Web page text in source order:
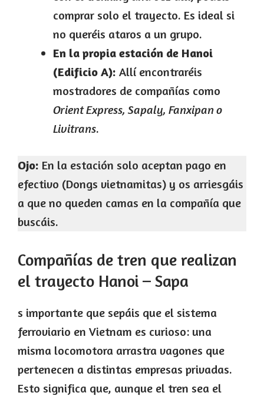
comprar solo el trayecto. Es ideal si
no queréis ataros a un grupo.
En la propia estación de Hanoi
(Edificio A): Allí encontraréis
mostradores de compañías como
Orient Express, Sapaly, Fanxipan o
Livitrans.
Ojo: En la estación solo aceptan pago en
efectivo (Dongs vietnamitas) y os arriesgáis
a que no queden camas en la compañía que
buscáis.
Compañías de tren que realizan
el trayecto Hanoi – Sapa
s importante que sepáis que el sistema
ferroviario en Vietnam es curioso: una
misma locomotora arrastra vagones que
pertenecen a distintas empresas privadas.
Esto significa que, aunque el tren sea el